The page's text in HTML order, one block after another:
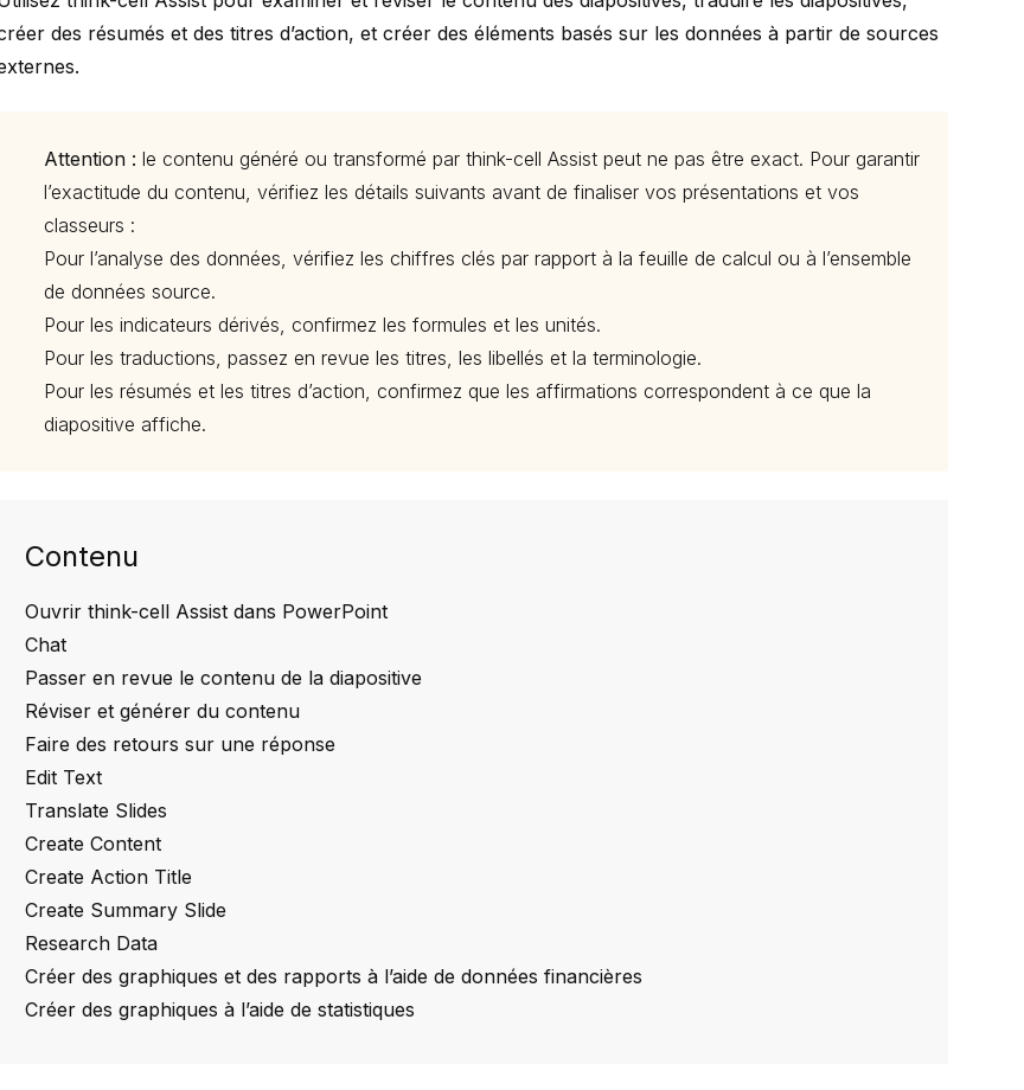
des résumés et des titres d’action, et créer des éléments basés sur les données à partir de sources
Attention : le contenu généré ou transformé par think-cell Assist peut ne pas être exact. Pour garantir
l’exactitude du contenu, vérifiez les détails suivants avant de finaliser vos présentations et vos
classeurs :
Pour l’analyse des données, vérifiez les chiffres clés par rapport à la feuille de calcul ou à l’ensemble
de données source.
Pour les indicateurs dérivés, confirmez les formules et les unités.
Pour les traductions, passez en revue les titres, les libellés et la terminologie.
Pour les résumés et les titres d’action, confirmez que les affirmations correspondent à ce que la
diapositive affiche.
Contenu
Ouvrir think-cell Assist dans PowerPoint
Chat
Passer en revue le contenu de la diapositive
Réviser et générer du contenu
Faire des retours sur une réponse
Edit Text
Translate Slides
Create Content
Create Action Title
Create Summary Slide
Research Data
Créer des graphiques et des rapports à l’aide de données financières
Créer des graphiques à l’aide de statistiques